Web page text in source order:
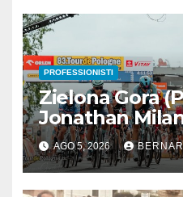
PROFESSIONISTI
Zielona Gora
Jonathan
Vince la terza
seguito e in
all’83° Giro di
AGO 5, 2026